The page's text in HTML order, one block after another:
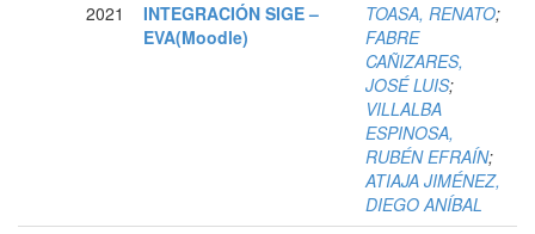
2021
INTEGRACIÓN SIGE –
EVA(Moodle)
TOASA, RENATO;
FABRE
CAÑIZARES,
JOSÉ LUIS;
VILLALBA
ESPINOSA,
RUBÉN EFRAÍN;
ATIAJA JIMÉNEZ,
DIEGO ANÍBAL